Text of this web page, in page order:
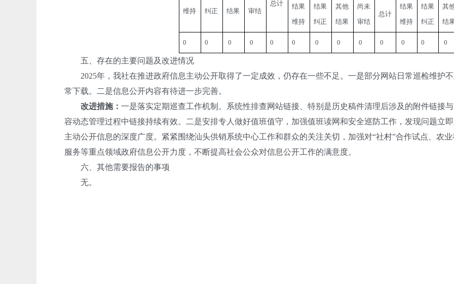
维持
纠正
结果
审结
总计
结果
维持
结果
纠正
其他
结果
尚未
审结
总计
结果
维持
结果
纠正
其
结
0 0 0 0 0 0 0 0 0 0 0 0 0
五、存在的主要问题及改进情况
2025年，我社在推进政府信息主动公开取得了一定成效，仍存在一些不足。一是部分网站日常巡检维护
常下载。二是信息公开内容有待进一步完善。
改进措施： 一是落实定期巡查工作机制。系统性排查网站链接、特别是历史稿件清理后涉及的附件链接
容动态管理过程中链接持续有效。二是安排专人做好值班值守，加强值班读网和安全巡防工作，发现问题立
主动公开信息的深度广度。紧紧围绕汕头供销系统中心工作和群众的关注关切，加强对“社村”合作试点、农
服务等重点领域政府信息公开力度，不断提高社会公众对信息公开工作的满意度。
六、其他需要报告的事项
无。